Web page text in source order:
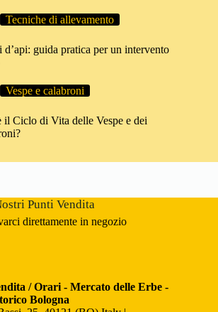
Tecniche di allevamento
d’api: guida pratica per un intervento
Vespe e calabroni
il Ciclo di Vita delle Vespe e dei
Punti Vendita
direttamente in negozio
/ Orari - Mercato delle Erbe -
Bologna